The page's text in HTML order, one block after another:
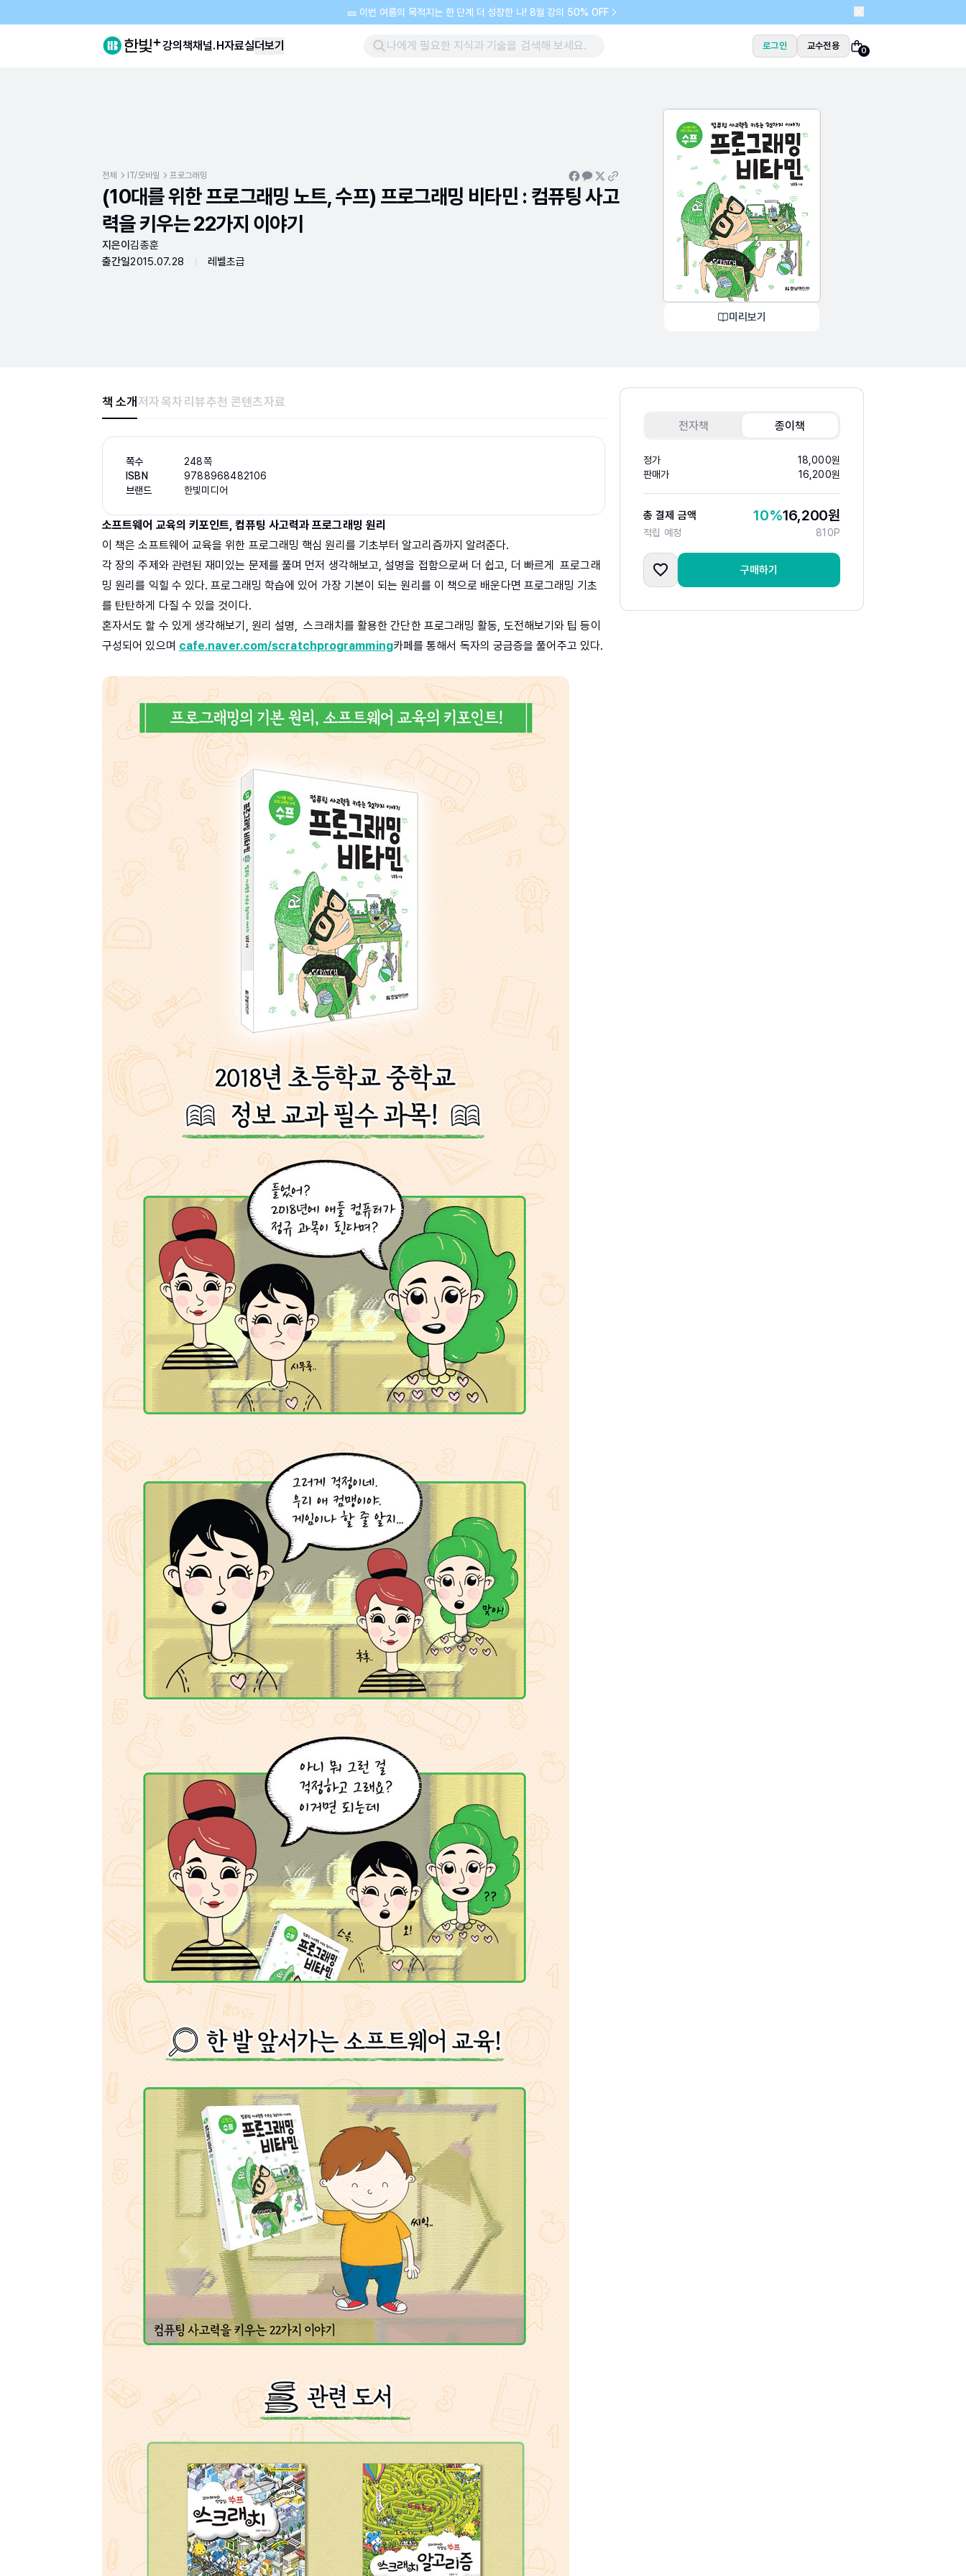
🎫 이번 여름의 목적지는 한 단계 더 성장한 나! 8월 강의 50% OFF
강의책채널.H자료실더보기 로그인 교수전용 0
미리보기
전체 IT/모바일 프로그래밍
(10대를 위한 프로그래밍 노트, 수프) 프로그래밍 비타민 : 컴퓨팅 사고
력을 키우는 22가지 이야기
지은이김종훈
출간일2015.07.28 레벨초급
책 소개 저자목차 리뷰추천 콘텐츠자료
쪽수
248쪽
ISBN
9788968482106
브랜드
한빛미디어
소프트웨어 교육의 키포인트, 컴퓨팅 사고력과 프로그래밍 원리
이 책은 소프트웨어 교육을 위한 프로그래밍 핵심 원리를 기초부터 알고리즘까지 알려준다.
각 장의 주제와 관련된 재미있는 문제를 풀며 먼저 생각해보고, 설명을 접함으로써 더 쉽고, 더 빠르게 프로그래
밍 원리를 익힐 수 있다. 프로그래밍 학습에 있어 가장 기본이 되는 원리를 이 책으로 배운다면 프로그래밍 기초
를 탄탄하게 다질 수 있을 것이다.
혼자서도 할 수 있게 생각해보기, 원리 설명, 스크래치를 활용한 간단한 프로그래밍 활동, 도전해보기와 팁 등이
구성되어 있으며 cafe.naver.com/scratchprogramming카페를 통해서 독자의 궁금증을 풀어주고 있다.
전자책 종이책
정가 18,000원
판매가
16,200원
총 결제 금액 10%16,200원
적립 예정 810P
구매하기